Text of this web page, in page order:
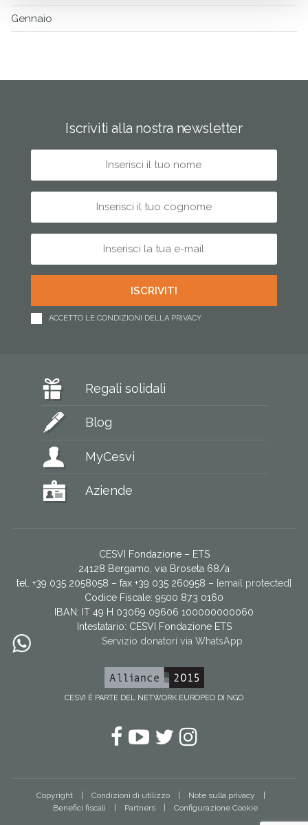
Gennaio
Iscriviti alla nostra newsletter
ACCETTO LE CONDIZIONI DELLA PRIVACY
Regali solidali
Blog
MyCesvi
Aziende
CESVI Fondazione – ETS
24128 Bergamo, via Broseta 68/a
tel. +39 035 2058058 – fax +39 035 260958 – [email protected]
Codice Fiscale: 9500 873 0160
IBAN: IT 49 H 03069 09606 100000000060
Intestatario: CESVI Fondazione ETS
Servizio donatori via WhatsApp
CESVI È PARTE DEL NETWORK EUROPEO DI NGO
Facebook
YouTube
Twitter
Instagram
Copyright Condizioni di utilizzo
Note sulla privacy
Benefici fiscali
Partners Configurazione Cookie